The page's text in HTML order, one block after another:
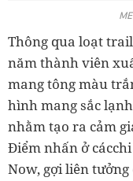
Thông qua loạt
năm thành viên
mang tông màu
hình mang sắc
nhằm tạo ra cảm
Điểm nhấn ở
Now, gợi liên tưởng